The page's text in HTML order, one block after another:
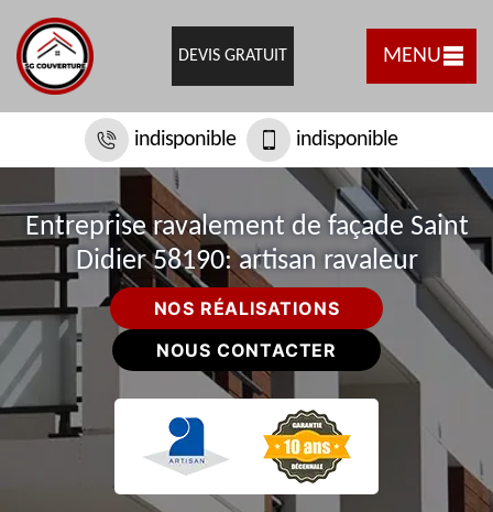
DEVIS GRATUIT MENU
indisponible indisponible
Entreprise ravalement de façade Saint
Didier 58190: artisan ravaleur
NOS RÉALISATIONS
NOUS CONTACTER